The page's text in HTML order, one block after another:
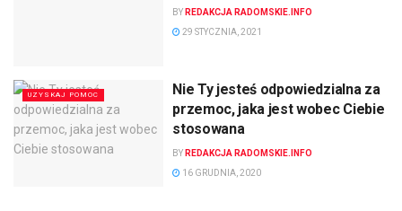
BY REDAKCJA RADOMSKIE.INFO
29 STYCZNIA, 2021
UZYSKAJ POMOC
Nie Ty jesteś odpowiedzialna za
przemoc, jaka jest wobec Ciebie
stosowana
BY REDAKCJA RADOMSKIE.INFO
16 GRUDNIA, 2020